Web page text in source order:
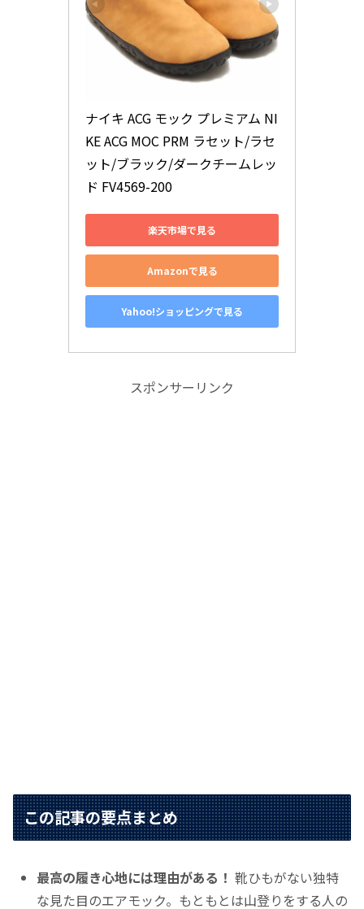
ナイキ ACG モック プレミアム NI
KE ACG MOC PRM ラセット/ラセ
ット/ブラック/ダークチームレッ
ド FV4569-200
楽天市場で見る
Amazonで見る
Yahoo!ショッピングで見る
スポンサーリンク
この記事の要点まとめ
最高の履き心地には理由がある！ 靴ひもがない独特
な見た目のエアモック。もともとは山登りをする人の